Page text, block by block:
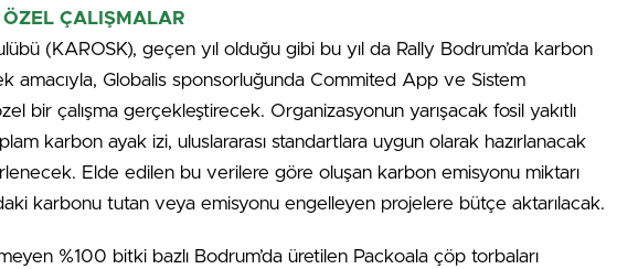
ÇALIŞMALAR
(KAROSK), geçen yıl olduğu gibi bu yıl da Rally Bodrum’da karbon
amacıyla, Globalis sponsorluğunda Commited App ve Sistem
bir çalışma gerçekleştirecek. Organizasyonun yarışacak fosil yakıtlı
karbon ayak izi, uluslararası standartlara uygun olarak hazırlanacak
Elde edilen bu verilere göre oluşan karbon emisyonu miktarı
karbonu tutan veya emisyonu engelleyen projelere bütçe aktarılacak.
%100 bitki bazlı Bodrum’da üretilen Packoala çöp torbaları